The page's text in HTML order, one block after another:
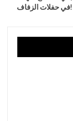
في حفلات الزفاف!